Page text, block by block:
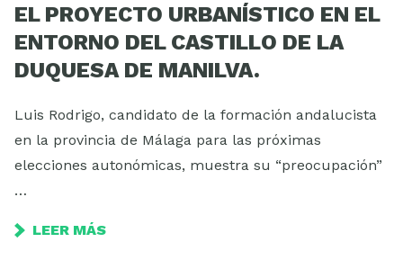
EL PROYECTO URBANÍSTICO EN EL
ENTORNO DEL CASTILLO DE LA
DUQUESA DE MANILVA.
Luis Rodrigo, candidato de la formación andalucista
en la provincia de Málaga para las próximas
elecciones autonómicas, muestra su “preocupación”
…
LEER MÁS